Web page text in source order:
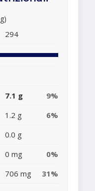
294
7.1 g
9%
1.2 g
6%
0.0 g
0 mg
0%
706 mg
31%